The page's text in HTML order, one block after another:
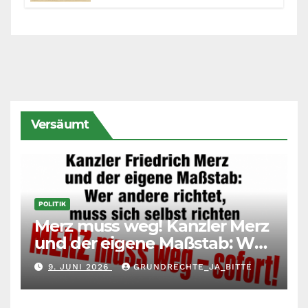
Versäumt
POLITIK
Merz muss weg! Kanzler Merz
und der eigene Maßstab: Wer
andere richtet, muss sich
selbst richten
9. JUNI 2026 GRUNDRECHTE_JA_BITTE